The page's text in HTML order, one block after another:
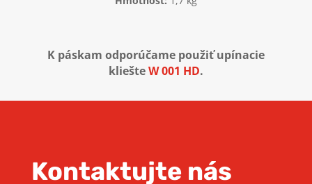
K páskam odporúčame použiť upínacie
kliešteW 001 HD.
Kontaktujte nás